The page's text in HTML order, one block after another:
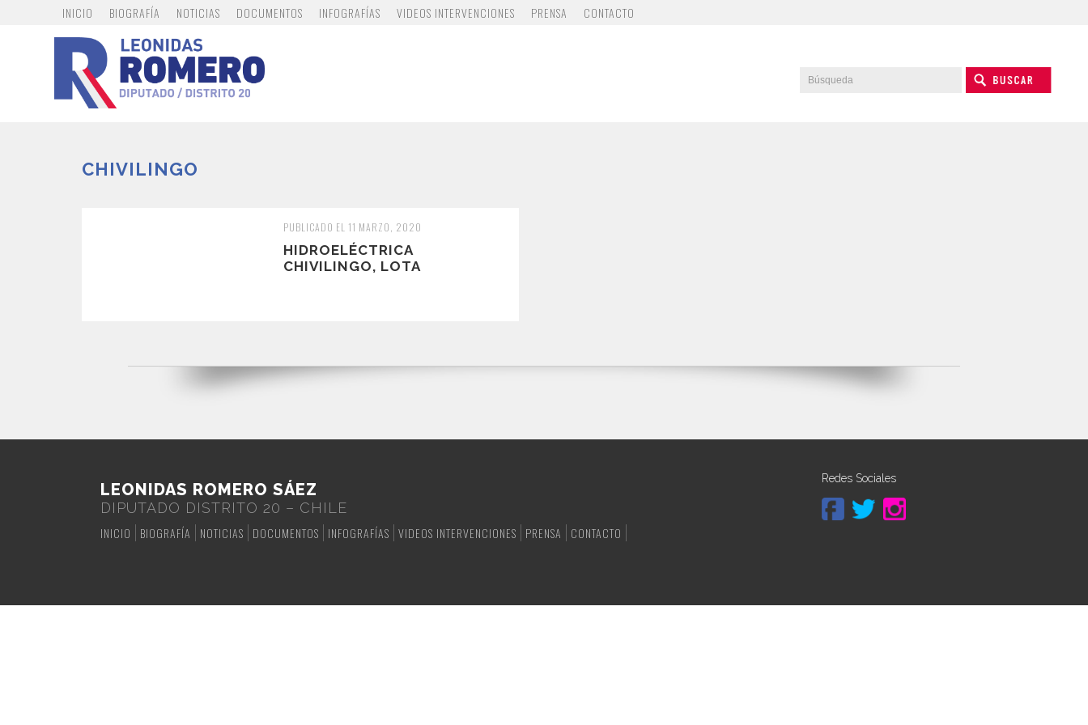
INICIO BIOGRAFÍA NOTICIAS DOCUMENTOS INFOGRAFÍAS VIDEOS INTERVENCIONES PRENSA CONTACTO
CHIVILINGO
PUBLICADO EL 11 MARZO, 2020
HIDROELÉCTRICA
CHIVILINGO, LOTA
LEONIDAS ROMERO SÁEZ
DIPUTADO DISTRITO 20 – CHILE
INICIO
BIOGRAFÍA NOTICIAS DOCUMENTOS INFOGRAFÍAS VIDEOS INTERVENCIONES PRENSA CONTACTO
Redes Sociales